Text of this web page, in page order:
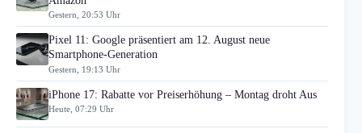
Gestern, 20:53 Uhr
Pixel 11: Google präsentiert am 12. August neue
Smartphone-Generation
Gestern, 19:13 Uhr
iPhone 17: Rabatte vor Preiserhöhung – Montag droht Aus
Heute, 07:29 Uhr